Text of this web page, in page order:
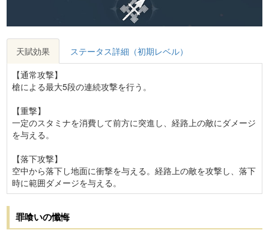
天賦効果
ステータス詳細（初期レベル）
【通常攻撃】
槍による最大5段の連続攻撃を行う。
【重撃】
一定のスタミナを消費して前方に突進し、経路上の敵にダメージ
を与える。
【落下攻撃】
空中から落下し地面に衝撃を与える。経路上の敵を攻撃し、落下
時に範囲ダメージを与える。
罪喰いの懺悔